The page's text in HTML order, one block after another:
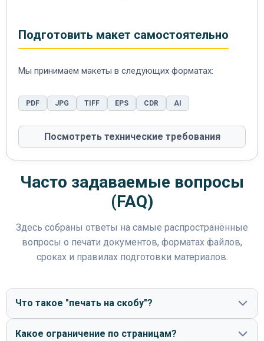
Подготовить макет самостоятельно
Мы принимаем макеты в следующих форматах:
PDF JPG TIFF EPS CDR AI
Посмотреть технические требования
Часто задаваемые вопросы
(FAQ)
Здесь собраны ответы на самые распространённые
вопросы о печати документов, форматах файлов,
сроках и правилах подготовки материалов.
Что такое "печать на скобу"?
Это сборка каталога на 2 металлические скобы по
Какое ограничение по страницам?